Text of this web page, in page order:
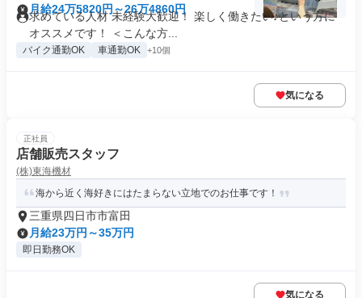
月給24万5820円～26万4860円
求めている人材 未経験大歓迎！ 楽しく働きたい♪という方に
オススメです！ ＜こんな方...
バイク通勤OK 車通勤OK +10個
気になる
正社員
店舗販売スタッフ
(株)東海機材
海から近く海好きにはたまらない立地でのお仕事です！
三重県四日市市富田
月給23万円～35万円
即日勤務OK
気になる